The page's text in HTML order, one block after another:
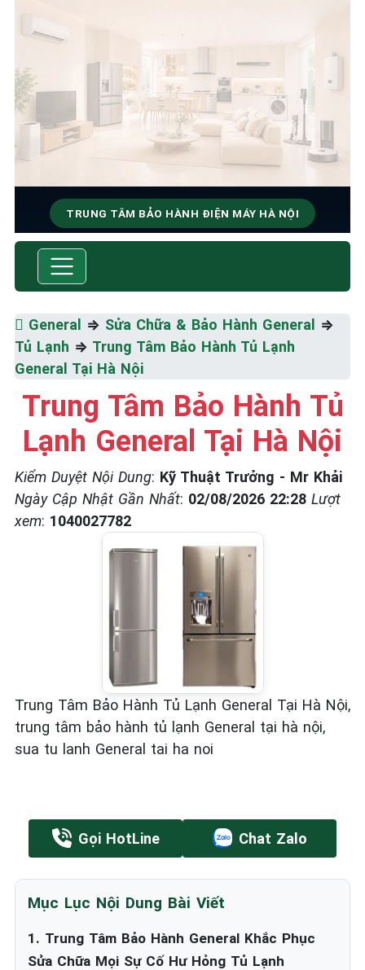
TRUNG TÂM BẢO HÀNH ĐIỆN MÁY HÀ NỘI
SỬA CHỮA & BẢO HÀNH
Thiểu
☎️ 09.86.85.89.22
️ General ⇒ Sửa Chữa & Bảo Hành General
⇒
Tủ Lạnh ⇒ Trung Tâm Bảo Hành Tủ Lạnh
General Tại Hà Nội
Trung Tâm Bảo Hành Tủ
Lạnh General Tại Hà Nội
Kiểm Duyệt Nội Dung: Kỹ Thuật Trưởng - Mr Khải
Ngày Cập Nhật Gần Nhất: 02/08/2026 22:28 Lượt
xem: 1040027782
Trung Tâm Bảo Hành Tủ Lạnh General Tại Hà Nội,
trung tâm bảo hành tủ lạnh General tại hà nội,
sua tu lanh General tai ha noi
Gọi HotLine Chat Zalo
Mục Lục Nội Dung Bài Viết
1. Trung Tâm Bảo Hành General Khắc Phục
Sửa Chữa Mọi Sự Cố Hư Hỏng Tủ Lạnh